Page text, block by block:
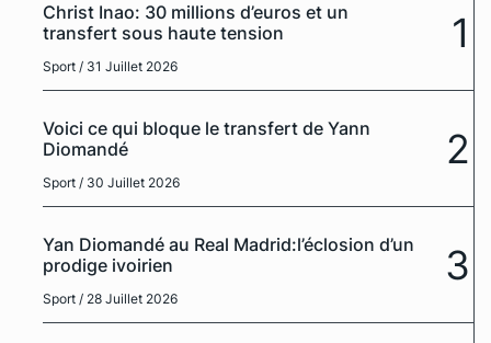
Christ Inao: 30 millions d’euros et un
transfert sous haute tension
Sport / 31 Juillet 2026
1
Voici ce qui bloque le transfert de Yann
Diomandé
Sport / 30 Juillet 2026
2
Yan Diomandé au Real Madrid:l’éclosion d’un
prodige ivoirien
Sport / 28 Juillet 2026
3